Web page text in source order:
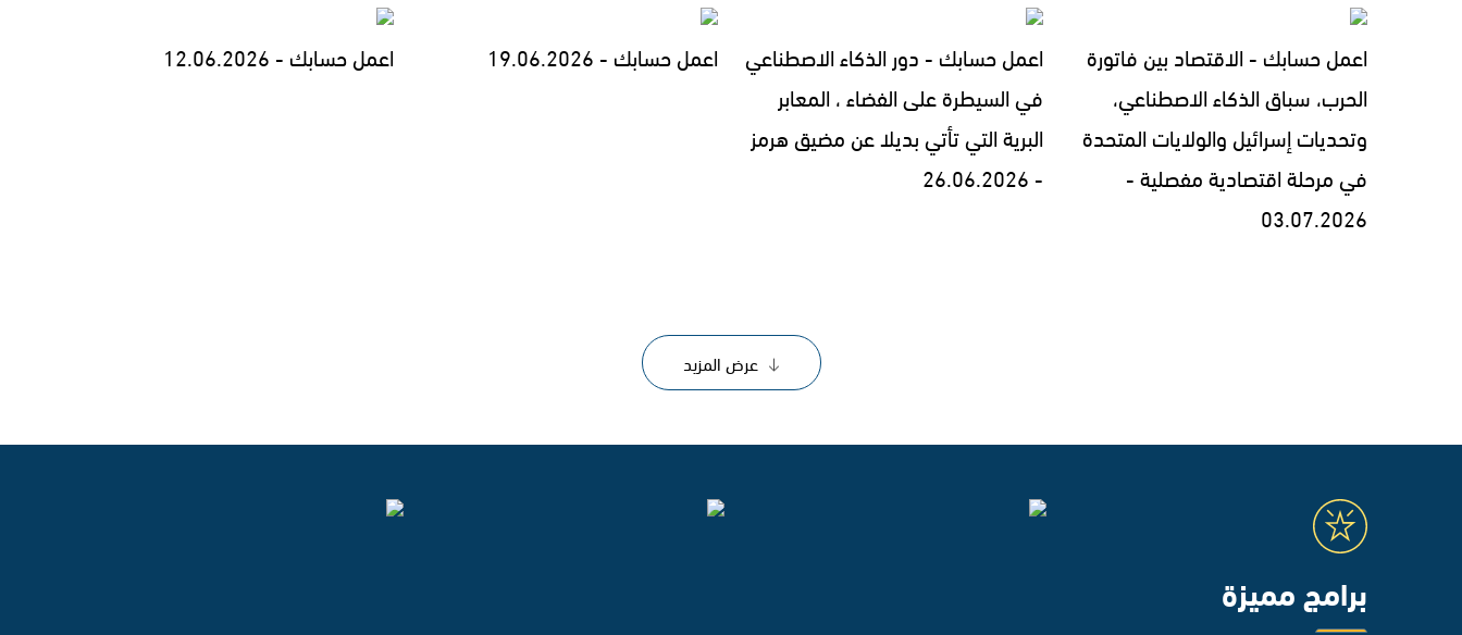
اعمل حسابك - الاقتصاد بين فاتورة
الحرب، سباق الذكاء الاصطناعي،
وتحديات إسرائيل والولايات المتحدة
في مرحلة اقتصادية مفصلية -
03.07.2026
اعمل حسابك - دور الذكاء الاصطناعي
في السيطرة على الفضاء ، المعابر
البرية التي تأتي بديلا عن مضيق هرمز
- 26.06.2026
اعمل حسابك - 19.06.2026 اعمل حسابك - 12.06.2026
عرض المزيد
برامج مميزة